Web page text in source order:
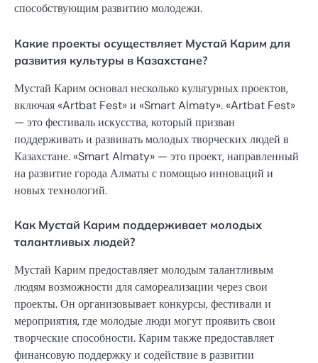
способствующим развитию молодежи.
Какие проекты осуществляет Мустай Карим для
развития культуры в Казахстане?
Мустай Карим основал несколько культурных проектов,
включая «Artbat Fest» и «Smart Almaty». «Artbat Fest»
— это фестиваль искусства, который призван
поддерживать и развивать молодых творческих людей в
Казахстане. «Smart Almaty» — это проект, направленный
на развитие города Алматы с помощью инноваций и
новых технологий.
Как Мустай Карим поддерживает молодых
талантливых людей?
Мустай Карим предоставляет молодым талантливым
людям возможности для самореализации через свои
проекты. Он организовывает конкурсы, фестивали и
мероприятия, где молодые люди могут проявить свои
творческие способности. Карим также предоставляет
финансовую поддержку и содействие в развитии